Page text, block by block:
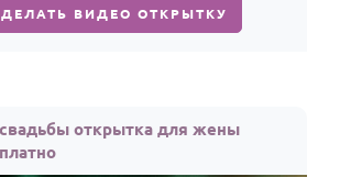
ВИДЕО ОТКРЫТКУ
открытка для жены